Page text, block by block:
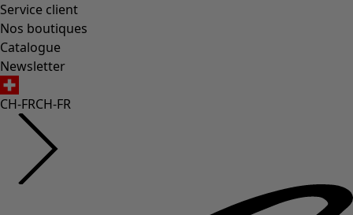
Service client
Nos boutiques
Catalogue
Newsletter
CH-FRCH-FR